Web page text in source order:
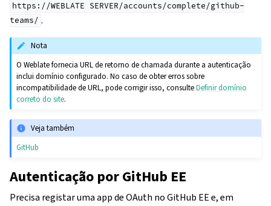
https://WEBLATE SERVER/accounts/complete/github-
teams/ .
Nota
O Weblate fornecia URL de retorno de chamada durante a autenticação
inclui domínio configurado. No caso de obter erros sobre
incompatibilidade de URL, pode corrigir isso, consulteDefinir domínio
correto do site.
Veja também
GitHub
Autenticação por GitHub EE
Precisa registar uma app de OAuth no GitHub EE e, em